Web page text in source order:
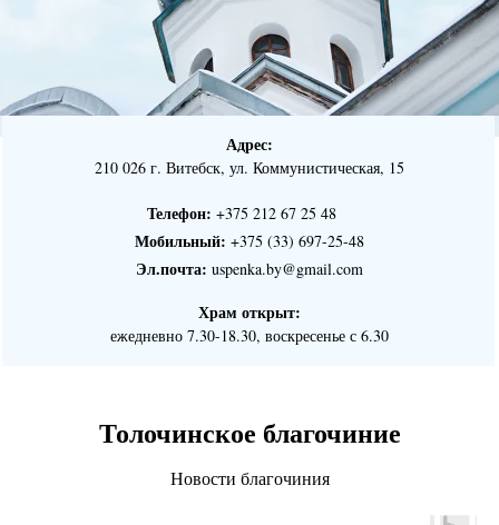
Адрес:
210 026 г. Витебск, ул. Коммунистическая, 15
Телефон: +375 212 67 25 48 ⠀
Мобильный: +375 (33) 697-25-48
Эл.почта: uspenka.by@gmail.com
Храм открыт:
ежедневно 7.30-18.30, воскресенье с 6.30
Толочинское благочиние
Новости благочиния